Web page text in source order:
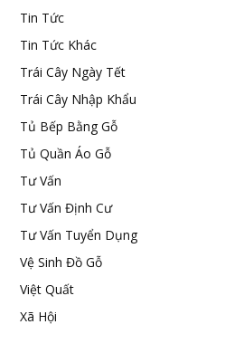
Tin Tức
Tin Tức Khác
Trái Cây Ngày Tết
Trái Cây Nhập Khẩu
Tủ Bếp Bằng Gỗ
Tủ Quần Áo Gỗ
Tư Vấn
Tư Vấn Định Cư
Tư Vấn Tuyển Dụng
Vệ Sinh Đồ Gỗ
Việt Quất
Xã Hội